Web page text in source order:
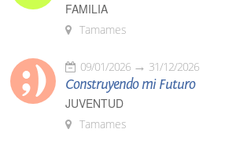
FAMILIA
Tamames
09/01/2026 31/12/2026
Construyendo mi Futuro
JUVENTUD
Tamames